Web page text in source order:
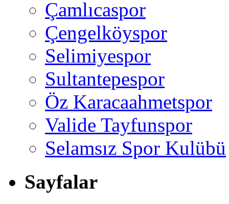
Çamlıcaspor
Çengelköyspor
Selimiyespor
Sultantepespor
Öz Karacaahmetspor
Valide Tayfunspor
Selamsız Spor Kulübü
Sayfalar